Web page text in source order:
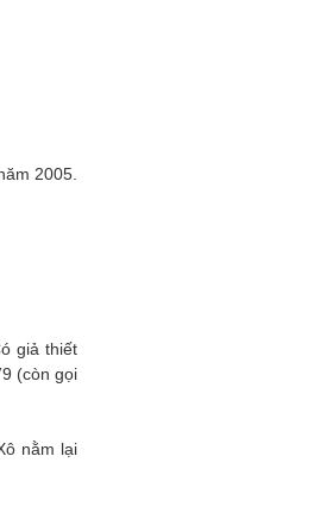
2005.
giả thiết
(còn gọi
nằm lại